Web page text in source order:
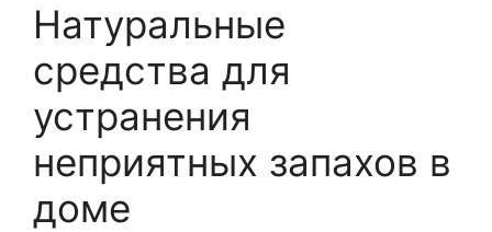
Натуральные
средства для
устранения
неприятных запахов в
доме